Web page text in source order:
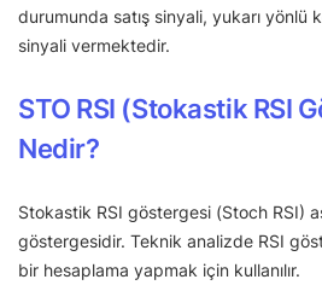
durumunda satış sinyali, yukarı yönlü
sinyali vermektedir.
STO RSI (Stokastik RSI
Nedir?
Stokastik RSI göstergesi (Stoch RSI)
göstergesidir. Teknik analizde RSI
bir hesaplama yapmak için kullanılır.